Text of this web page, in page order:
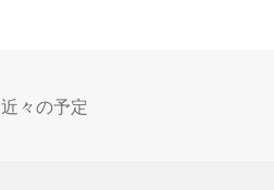
カ
近々の予定